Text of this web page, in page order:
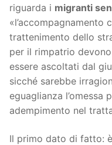
riguarda i migranti
trattenimento dello
per il rimpatrio
essere ascoltati dal
sicché sarebbe
eguaglianza l’omessa
adempimento nel
Il primo dato di fatto: